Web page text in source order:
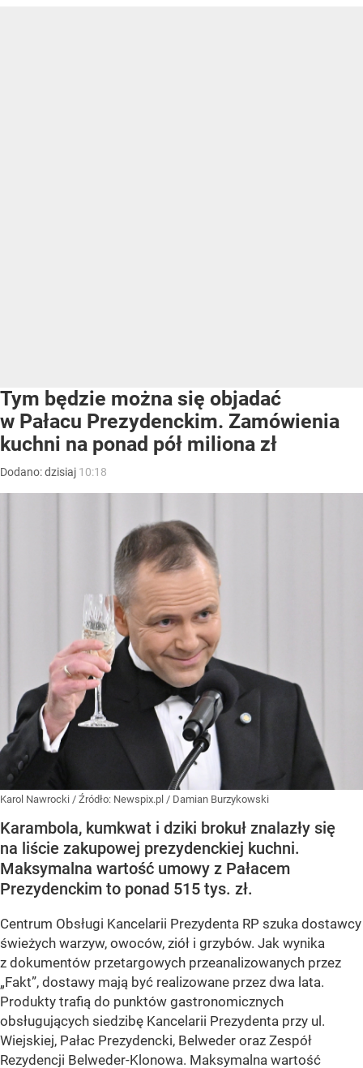
Tym będzie można się objadać
w Pałacu Prezydenckim. Zamówienia
kuchni na ponad pół miliona zł
Dodano:dzisiaj 10:18
Karol Nawrocki / Źródło: Newspix.pl / Damian Burzykowski
Karambola, kumkwat i dziki brokuł znalazły się
na liście zakupowej prezydenckiej kuchni.
Maksymalna wartość umowy z Pałacem
Prezydenckim to ponad 515 tys. zł.
Centrum Obsługi Kancelarii Prezydenta RP szuka dostawcy
świeżych warzyw, owoców, ziół i grzybów. Jak wynika
z dokumentów przetargowych przeanalizowanych przez
„Fakt”, dostawy mają być realizowane przez dwa lata.
Produkty trafią do punktów gastronomicznych
obsługujących siedzibę Kancelarii Prezydenta przy ul.
Wiejskiej, Pałac Prezydencki, Belweder oraz Zespół
Rezydencji Belweder-Klonowa. Maksymalna wartość